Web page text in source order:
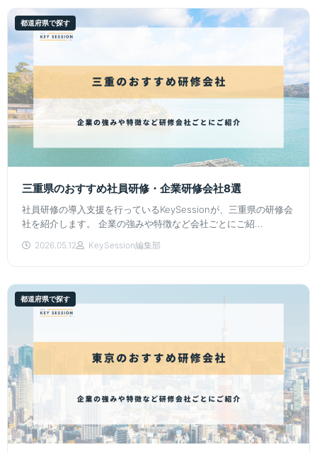
都道府県で探す
三重県のおすすめ社員研修・企業研修会社8選
社員研修の導入支援を行っているKeySessionが、三重県の研修会
社を紹介します。 企業の強みや特徴など会社ごとにご紹...
2026.05.12 KeySession編集部
都道府県で探す